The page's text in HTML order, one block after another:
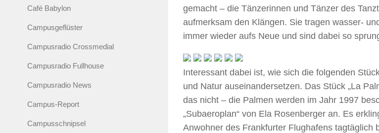
gemacht – die Tänzerinnen und Tänzer des
aufmerksam den Klängen. Sie tragen wasser-
immer wieder aufs Neue und sind dabei so
Interessant dabei ist, wie sich die folgenden
und Natur auseinandersetzen. Das Stück „La
das nicht – die Palmen werden im Jahr 1997
„Subaeroplan“ von Ela Rosenberger an. Es
Anwohner des Frankfurter Flughafens tagtäglich
Café Babylon
Campusgeflüster
Campusradio Crossmedial
Campusradio Fullhouse
Campusradio News
Campus-Report
Campusschnipsel